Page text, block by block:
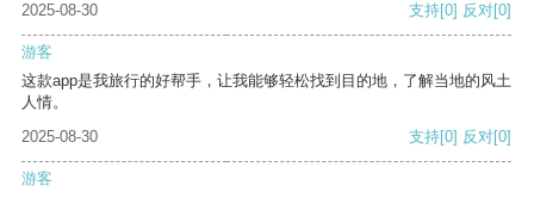
2025-08-30
支持[0] 反对[0]
游客
这款app是我旅行的好帮手，让我能够轻松找到目的地，了解当地的风土
人情。
2025-08-30
支持[0] 反对[0]
游客